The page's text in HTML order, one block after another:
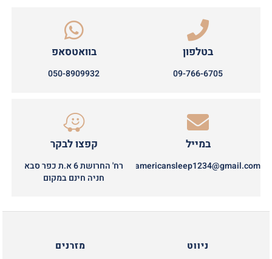
בטלפון
09-766-6705
בוואטסאפ
050-8909932
במייל
americansleep1234@gmail.com
קפצו לבקר
רח' החרושת 6 א.ת כפר סבא
חניה חינם במקום
ניווט
מזרנים